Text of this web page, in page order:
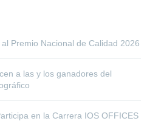
Premio Nacional de Calidad 2026
a las y los ganadores del
en la Carrera IOS OFFICES